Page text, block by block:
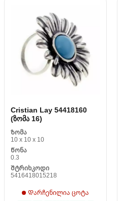
Cristian Lay 54418160
(ზომა 16)
Ზომა
10 x 10 x 10
Წონა
0.3
Შტრიხკოდი
5416418015218
Დარჩენილია ცოტა